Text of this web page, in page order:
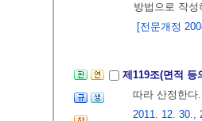
방법으로 작
[전문개정
제119조(면적
따라 산정한
2011. 12. 30.,